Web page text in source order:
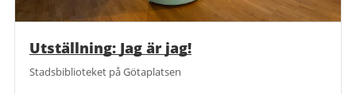
Utställning: Jag är jag!
Stadsbiblioteket på Götaplatsen